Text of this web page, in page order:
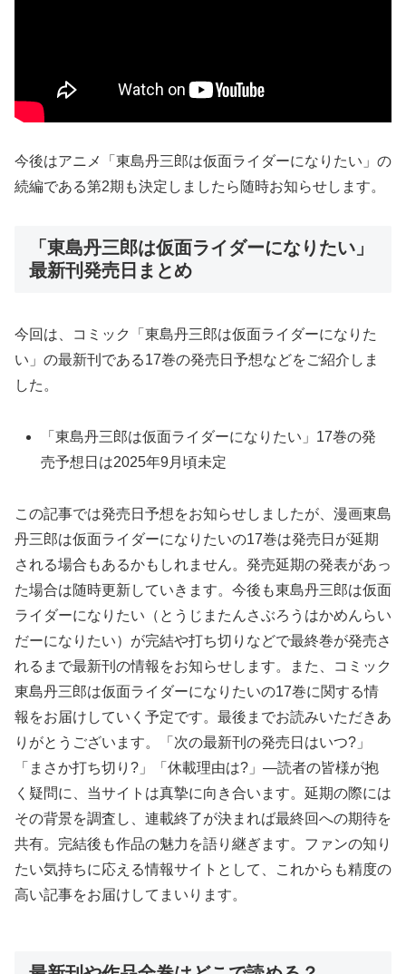
今後はアニメ「東島丹三郎は仮面ライダーになりたい」の
続編である第2期も決定しましたら随時お知らせします。
「東島丹三郎は仮面ライダーになりたい」
最新刊発売日まとめ
今回は、コミック「東島丹三郎は仮面ライダーになりた
い」の最新刊である17巻の発売日予想などをご紹介しま
した。
「東島丹三郎は仮面ライダーになりたい」17巻の発
売予想日は2025年9月頃未定
この記事では発売日予想をお知らせしましたが、漫画東島
丹三郎は仮面ライダーになりたいの17巻は発売日が延期
される場合もあるかもしれません。発売延期の発表があっ
た場合は随時更新していきます。今後も東島丹三郎は仮面
ライダーになりたい（とうじまたんさぶろうはかめんらい
だーになりたい）が完結や打ち切りなどで最終巻が発売さ
れるまで最新刊の情報をお知らせします。また、コミック
東島丹三郎は仮面ライダーになりたいの17巻に関する情
報をお届けしていく予定です。最後までお読みいただきあ
りがとうございます。「次の最新刊の発売日はいつ?」
「まさか打ち切り?」「休載理由は?」―読者の皆様が抱
く疑問に、当サイトは真摯に向き合います。延期の際には
その背景を調査し、連載終了が決まれば最終回への期待を
共有。完結後も作品の魅力を語り継ぎます。ファンの知り
たい気持ちに応える情報サイトとして、これからも精度の
高い記事をお届けしてまいります。